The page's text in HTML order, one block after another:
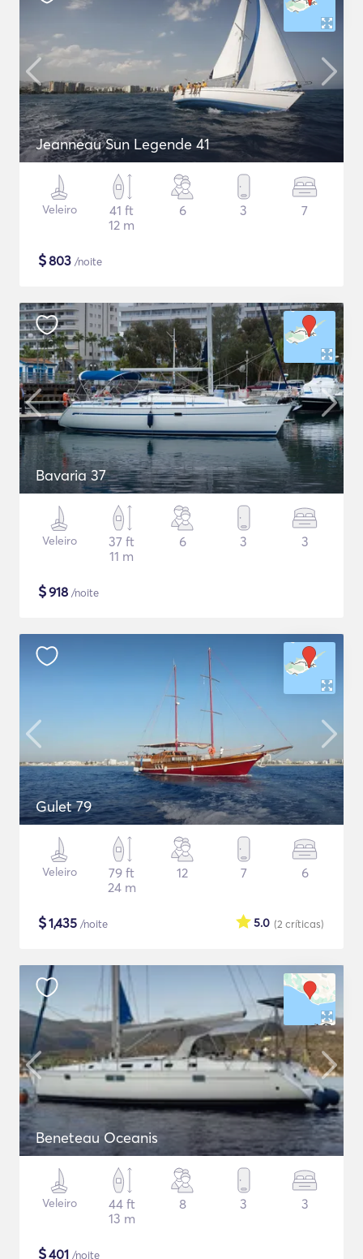
Jeanneau Sun Legende 41
Veleiro
41 ft
12 m
6 3 7
$803 /noite
Bavaria 37
Veleiro
37 ft
11 m
6 3 3
$918 /noite
Gulet 79
Veleiro
79 ft
24 m
12 7 6
$1,435 /noite (2 críticas)
5.0
Beneteau Oceanis
Veleiro
44 ft
13 m
8 3 3
$401 /noite